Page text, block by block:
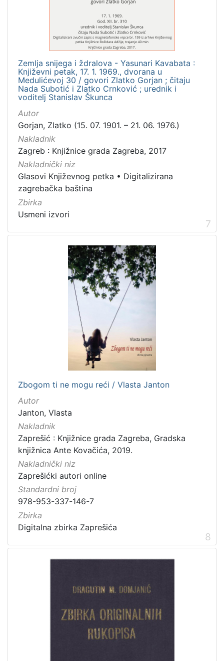
Zemlja snijega i ždralova - Yasunari Kavabata :
Književni petak, 17. 1. 1969., dvorana u
Medulićevoj 30 / govori Zlatko Gorjan ; čitaju
Nada Subotić i Zlatko Crnković ; urednik i
voditelj Stanislav Škunca
Autor
Gorjan, Zlatko (15. 07. 1901. – 21. 06. 1976.)
Nakladnik
Zagreb : Knjižnice grada Zagreba, 2017
Nakladnički niz
Glasovi Književnog petka • Digitalizirana
zagrebačka baština
Zbirka
Usmeni izvori
7
Zbogom ti ne mogu reći / Vlasta Janton
Autor
Janton, Vlasta
Nakladnik
Zaprešić : Knjižnice grada Zagreba, Gradska
knjižnica Ante Kovačića, 2019.
Nakladnički niz
Zaprešićki autori online
Standardni broj
978-953-337-146-7
Zbirka
Digitalna zbirka Zaprešića
8